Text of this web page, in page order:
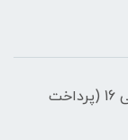
تحویل حضوری:با هماهنگی قبلی ساعت 10 الی 16 (پرداخت